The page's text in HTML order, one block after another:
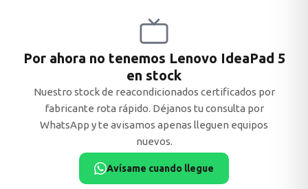
Por ahora no tenemos Lenovo IdeaPad 5
en stock
Nuestro stock de reacondicionados certificados por
fabricante rota rápido. Déjanos tu consulta por
WhatsApp y te avisamos apenas lleguen equipos
nuevos.
Avísame cuando llegue